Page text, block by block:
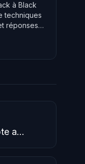
à Black
techniques
réponses
a